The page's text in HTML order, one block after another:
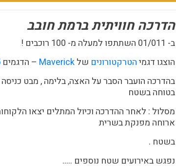
הדרכה חוויתית ברמת חובב
ב- 01/011 השתתפו למעלה מ- 100 רוכבים !
הוצגו דגמיהטרקטורונים שלMaverick – הדגמים
בהדרכה הועבר הסבר על האצה, בלימה , מבט כניסה
בטוחה בשטח
ארוחה מפנקת בשרית
בשטח .
נפגש באירועים שטח נוספים …..